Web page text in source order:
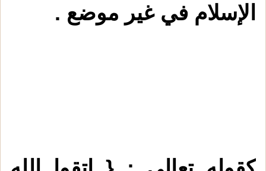
الإسلام في غير موضع .